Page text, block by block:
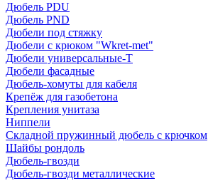
Дюбель PDU
Дюбель PND
Дюбели под стяжку
Дюбели с крюком "Wkret-met"
Дюбели универсальные-Т
Дюбели фасадные
Дюбель-хомуты для кабеля
Крепёж для газобетона
Крепления унитаза
Ниппели
Складной пружинный дюбель с крючком
Шайбы рондоль
Дюбель-гвозди
Дюбель-гвозди металлические